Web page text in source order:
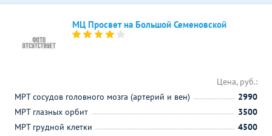
МЦ Просвет на Большой Семеновской
Цена, руб.:
МРТ сосудов головного мозга (артерий и вен)
2990
МРТ глазных орбит
3500
МРТ грудной клетки
4500